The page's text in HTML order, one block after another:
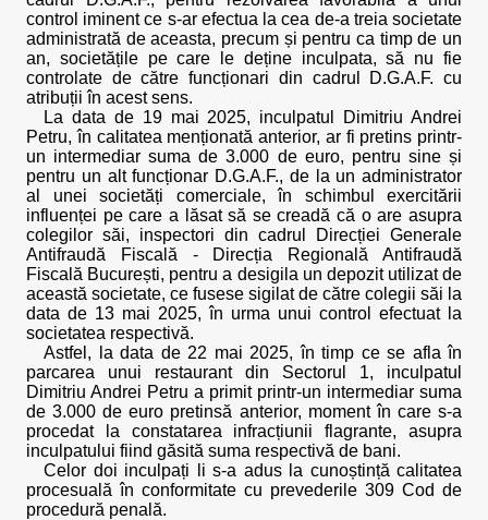
control iminent ce s-ar efectua la cea de-a treia societate
administrată de aceasta, precum și pentru ca timp de un
an, societățile pe care le deține inculpata, să nu fie
controlate de către funcționari din cadrul D.G.A.F. cu
atribuții în acest sens.
La data de 19 mai 2025, inculpatul Dimitriu Andrei
Petru, în calitatea menționată anterior, ar fi pretins printr-
un intermediar suma de 3.000 de euro, pentru sine și
pentru un alt funcționar D.G.A.F., de la un administrator
al unei societăți comerciale, în schimbul exercitării
influenței pe care a lăsat să se creadă că o are asupra
colegilor săi, inspectori din cadrul Direcției Generale
Antifraudă Fiscală - Direcția Regională Antifraudă
Fiscală București, pentru a desigila un depozit utilizat de
această societate, ce fusese sigilat de către colegii săi la
data de 13 mai 2025, în urma unui control efectuat la
societatea respectivă.
Astfel, la data de 22 mai 2025, în timp ce se afla în
parcarea unui restaurant din Sectorul 1, inculpatul
Dimitriu Andrei Petru a primit printr-un intermediar suma
de 3.000 de euro pretinsă anterior, moment în care s-a
procedat la constatarea infracțiunii flagrante, asupra
inculpatului fiind găsită suma respectivă de bani.
Celor doi inculpați li s-a adus la cunoștință calitatea
procesuală în conformitate cu prevederile 309 Cod de
procedură penală.